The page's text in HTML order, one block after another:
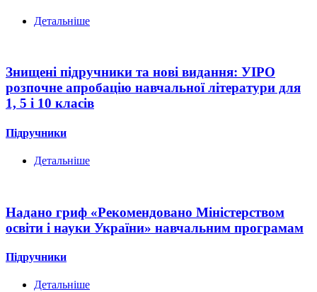
Детальніше
Знищені підручники та нові видання: УІРО
розпочне апробацію навчальної літератури для
1, 5 і 10 класів
Підручники
Детальніше
Надано гриф «Рекомендовано Міністерством
освіти і науки України» навчальним програмам
Підручники
Детальніше